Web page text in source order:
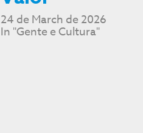
24 de March de 2026
In "Gente e Cultura"